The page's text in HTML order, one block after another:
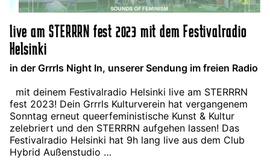
live am STERRRN fest 2023 mit dem Festivalradio
Helsinki
in der Grrrls Night In, unserer Sendung im freien Radio
mit deinem Festivalradio Helsinki live am STERRRN
fest 2023! Dein Grrrls Kulturverein hat vergangenem
Sonntag erneut queerfeministische Kunst & Kultur
zelebriert und den STERRRN aufgehen lassen! Das
Festivalradio Helsinki hat 9h lang live aus dem Club
Hybrid Außenstudio …